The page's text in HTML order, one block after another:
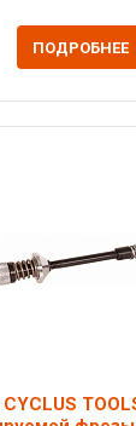
ПОДРОБНЕЕ